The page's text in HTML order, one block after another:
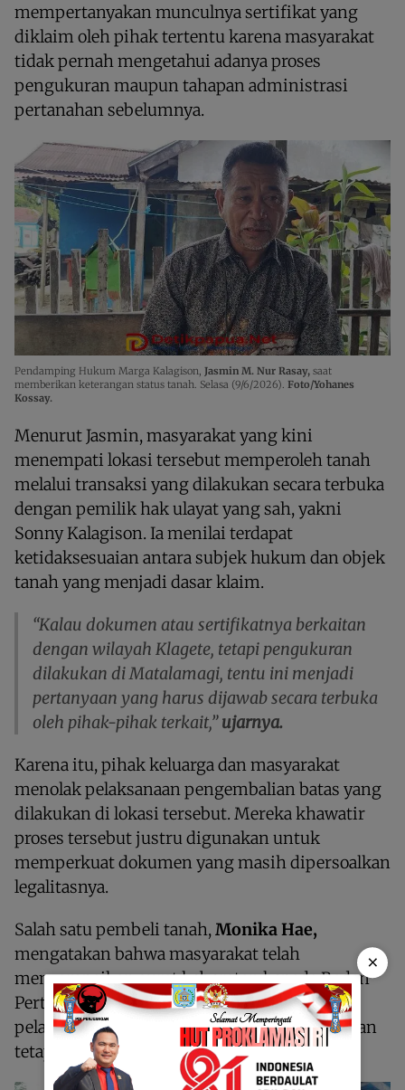
mempertanyakan munculnya sertifikat yang
diklaim oleh pihak tertentu karena masyarakat
tidak pernah mengetahui adanya proses
pengukuran maupun tahapan administrasi
pertanahan sebelumnya.
Pendamping Hukum Marga Kalagison, Jasmin M. Nur Rasay, saat
memberikan keterangan status tanah. Selasa (9/6/2026). Foto/Yohanes
Kossay.
Menurut Jasmin, masyarakat yang kini
menempati lokasi tersebut memperoleh tanah
melalui transaksi yang dilakukan secara terbuka
dengan pemilik hak ulayat yang sah, yakni
Sonny Kalagison. Ia menilai terdapat
ketidaksesuaian antara subjek hukum dan objek
tanah yang menjadi dasar klaim.
“Kalau dokumen atau sertifikatnya berkaitan
dengan wilayah Klagete, tetapi pengukuran
dilakukan di Matalamagi, tentu ini menjadi
pertanyaan yang harus dijawab secara terbuka
oleh pihak-pihak terkait,”ujarnya.
Karena itu, pihak keluarga dan masyarakat
menolak pelaksanaan pengembalian batas yang
dilakukan di lokasi tersebut. Mereka khawatir
proses tersebut justru digunakan untuk
memperkuat dokumen yang masih dipersoalkan
legalitasnya.
Salah satu pembeli tanah,Monika Hae,
mengatakan bahwa masyarakat telah
menyampaikan surat keberatan kepada Badan
Pertanahan Nasional (BPN) sebelum
pelaksanaan pengukuran. Namun, pengukuran
tetap dilaksanakan di lapangan.
×